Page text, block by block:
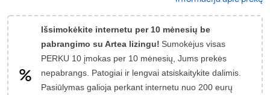
Išsimokėkite internetu per 10 mėnesių be
pabrangimo su Artea lizingu! Sumokėjus visas
PERKU 10 įmokas per 10 mėnesių, Jums prekės
nepabrangs. Patogiai ir lengvai atsiskaitykite dalimis.
Pasiūlymas galioja perkant internetu nuo 200 eurų